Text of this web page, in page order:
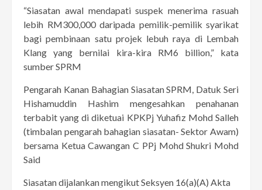
“Siasatan awal mendapati suspek menerima rasuah
lebih RM300,000 daripada pemilik-pemilik syarikat
bagi pembinaan satu projek lebuh raya di Lembah
Klang yang bernilai kira-kira RM6 billion,” kata
sumber SPRM
Pengarah Kanan Bahagian Siasatan SPRM, Datuk Seri
Hishamuddin Hashim mengesahkan penahanan
terbabit yang di diketuai KPKPj Yuhafiz Mohd Salleh
(timbalan pengarah bahagian siasatan- Sektor Awam)
bersama Ketua Cawangan C PPj Mohd Shukri Mohd
Said
Siasatan dijalankan mengikut Seksyen 16(a)(A) Akta